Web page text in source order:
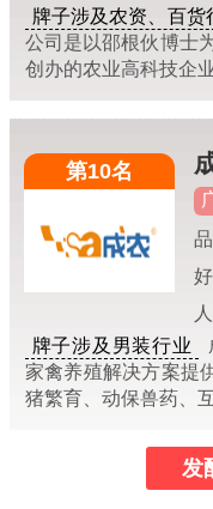
牌子涉及农资、百货
公司是以邵根伙博士
创办的农业高科技企
第10名
牌子涉及男装行业
家禽养殖解决方案提
猪繁育、动保兽药、
发